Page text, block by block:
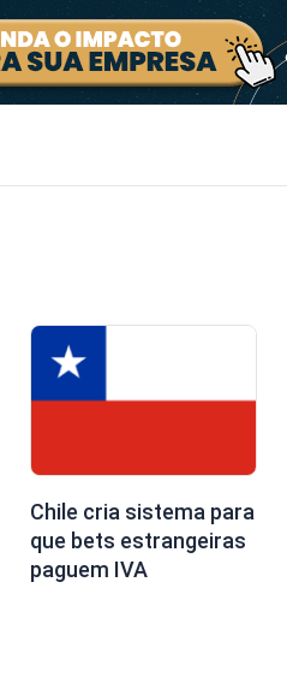
Chile cria sistema para
que bets estrangeiras
paguem IVA